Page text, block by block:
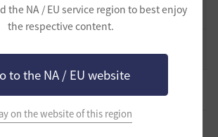
the NA / EU service region to best enjoy
the respective content.
to the NA / EU website
on the website of this region
32.3K 黒い砂漠 2021.05.12
47.8K 黒い砂漠 2020.03.25
集]ギルド アルストロメリア メンバー募集です
19 フォンバルト 40 分前
集]ギルチャ完全無言推奨・ソロ向けギルド「スト